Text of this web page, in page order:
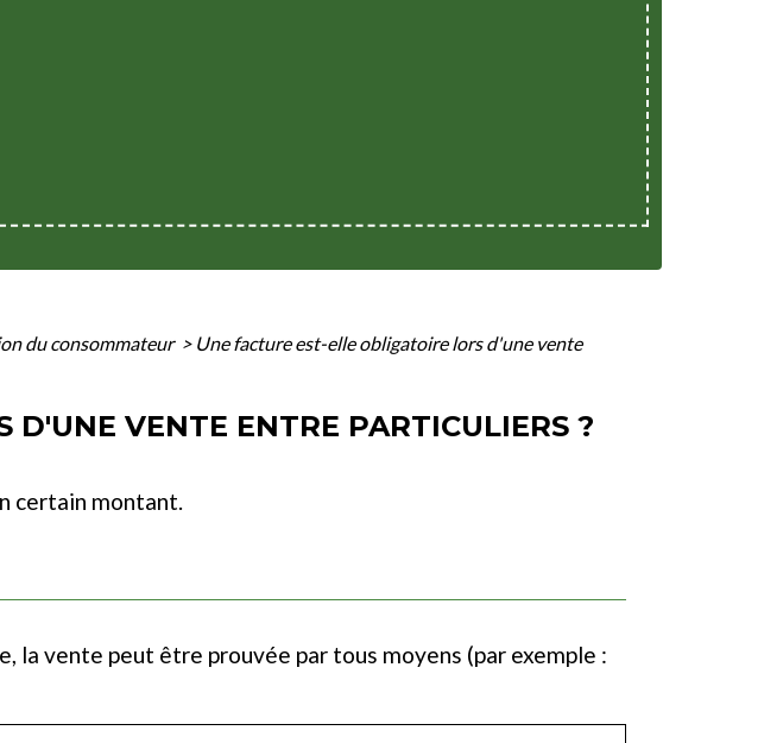
du consommateur > Une facture est-elle obligatoire lors d'une vente
D'UNE VENTE ENTRE PARTICULIERS ?
certain montant.
la vente peut être prouvée par tous moyens (par exemple :